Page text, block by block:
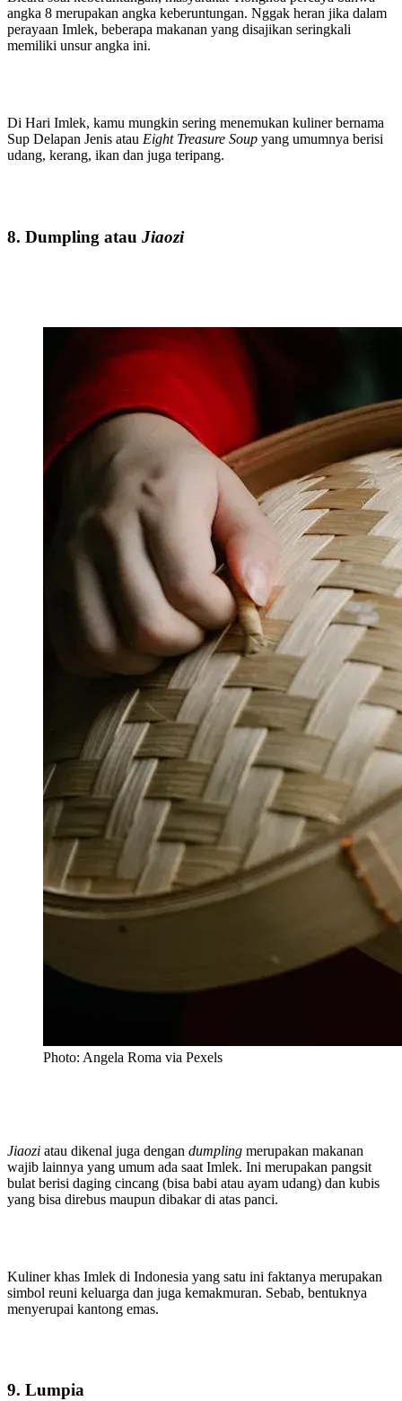
angka 8 merupakan angka keberuntungan. Nggak heran jika dalam
perayaan Imlek, beberapa makanan yang disajikan seringkali
memiliki unsur angka ini.
Di Hari Imlek, kamu mungkin sering menemukan kuliner bernama
Sup Delapan Jenis atau Eight Treasure Soup yang umumnya berisi
udang, kerang, ikan dan juga teripang.
8. Dumpling atau Jiaozi
Photo: Angela Roma via Pexels
Jiaozi atau dikenal juga dengan dumpling merupakan makanan
wajib lainnya yang umum ada saat Imlek. Ini merupakan pangsit
bulat berisi daging cincang (bisa babi atau ayam udang) dan kubis
yang bisa direbus maupun dibakar di atas panci.
Kuliner khas Imlek di Indonesia yang satu ini faktanya merupakan
simbol reuni keluarga dan juga kemakmuran. Sebab, bentuknya
menyerupai kantong emas.
9. Lumpia